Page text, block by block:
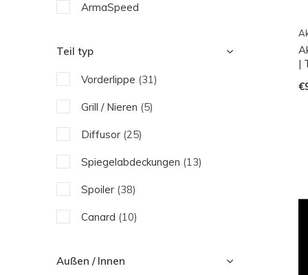
|
ArmaSpeed
Eventuri
Fabspeed Motorsport
Future Design
JHParts
Koshi
Revozport
Sforza
Teil typ
Vorderlippe (31)
Grill / Nieren (5)
Diffusor (25)
Spiegelabdeckungen (13)
Spoiler (38)
Canard (10)
Außen / Innen